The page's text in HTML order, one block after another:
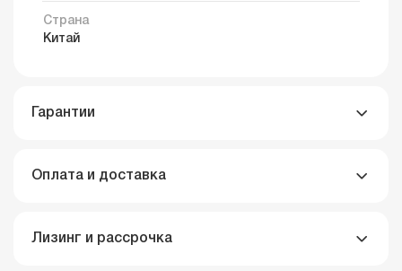
Страна
Китай
Гарантии
Оплата и доставка
Лизинг и рассрочка